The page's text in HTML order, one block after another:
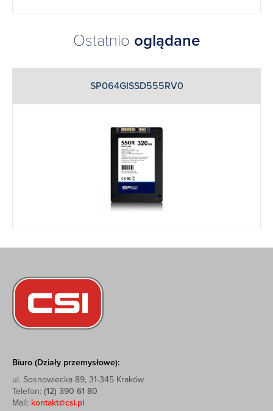
Ostatnio oglądane
SP064GISSD555RV0
Biuro (Działy przemysłowe):
ul. Sosnowiecka 89, 31-345 Kraków
Telefon: (12) 390 61 80
Mail: kontakt@csi.pl